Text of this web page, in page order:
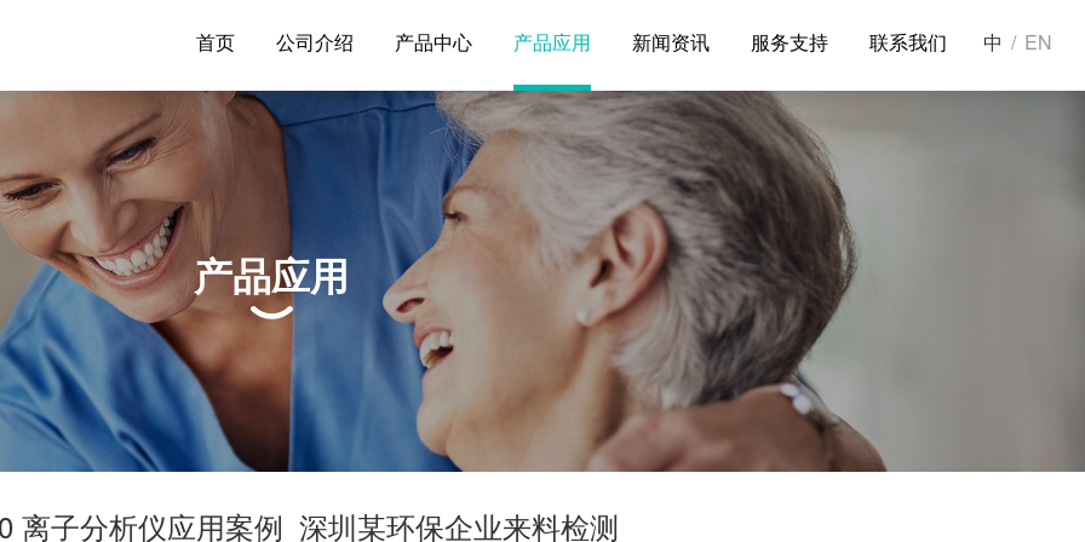
中 / EN
首页 公司介绍 产品中心 产品应用 新闻资讯 服务支持 联系我们
产品应用
离子分析仪应用案例_深圳某环保企业来料检测